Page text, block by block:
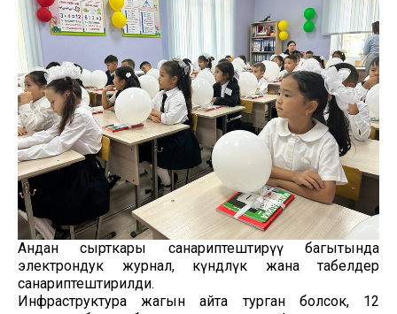
Андан сырткары санариптештирүү багытында
электрондук журнал, күндөлүк жана табелдер
санариптештирилди.
Инфраструктура жагын айта турган болсок, 12